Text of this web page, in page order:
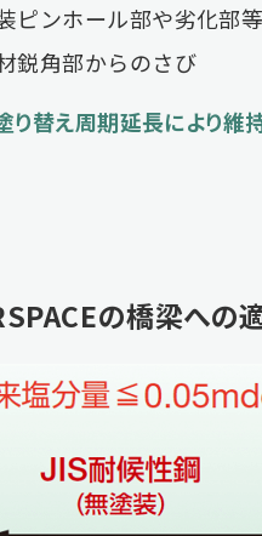
ピンホール部や劣化部
鋭角部からのさび
り替え周期延長により維
の橋梁への